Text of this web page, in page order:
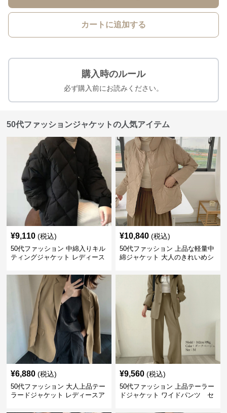
カートに追加する
購入時のルール
必ず購入前にお読みください。
50代ファッションジャケットの人気アイテム
¥9,110 (税込)
50代ファッション 中綿入りキル
ティングジャケット レディース
¥10,840 (税込)
50代ファッション 上品な軽量中
綿ジャケット 大人のきれいめシ
¥6,880 (税込)
50代ファッション 大人上品テー
ラードジャケット レディースア
¥9,560 (税込)
50代ファッション 上品テーラー
ドジャケット ワイドパンツ セ